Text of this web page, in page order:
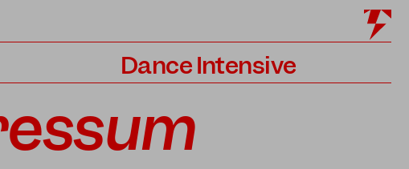
Dance Intensive
Lehrer*innen
Bewerbung